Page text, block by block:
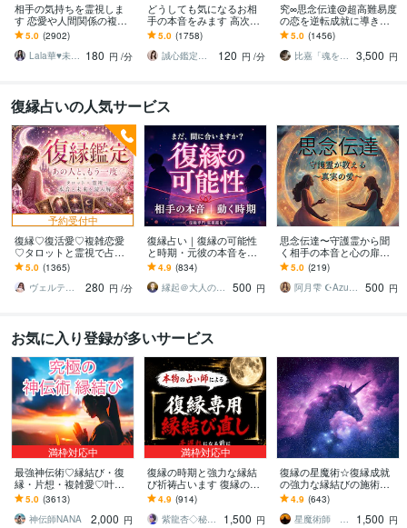
相手の気持ちを霊視しま
す 恋愛や人間関係の複雑
な感情を霊視で読み解き
ます
5.0 (2902)
Lala華♥未来透視スピリチュアル鑑定士 180 円 /分
どうしても気になるお相
手の本音をみます 高次元
チャネリングとタロット
で本心や今の気持ちを読
み解きます
5.0 (1758)
誠心鑑定士❤️Luna ルナ
120 円 /分
究∞思念伝達@超高難易度
の恋を逆転成就に導きま
す 音信不通の方／脈のな
い同性愛の方／芸能人に
恋する方の最終秘術
5.0 (1456)
比嘉「魂を揺さぶるユタ」
3,500 円
復縁占いの人気サービス
予約受付中
復縁♡復活愛♡複雑恋愛
♡タロットと霊視で占い
ます お相手の深層心理を
読み解き、望む未来への
最短ルートを導きます
5.0 (1365)
ヴェルティーナ
280 円 /分
復縁占い｜復縁の可能性
と時期・元彼の本音を視
ます 音信不通・ブロック
中でも、本音とご縁を視
て復縁成就へ導きます
4.9 (834)
縁起＠大人の恋愛占い師
500 円
思念伝達〜守護霊から聞
く相手の本音と心の扉開
きます 【人気サービス】
お相手様の守護霊と対話
しあなたを導きます
5.0 (219)
阿月雫 ☪︎Azuki☪︎
500 円
お気に入り登録が多いサービス
満枠対応中
最強神伝術♡縁結び・復
縁・片想・複雑愛♡叶え
ます 片想い・復縁・結
婚・金運等、様々なご縁
を結び幸せへと導きます
5.0 (3613)
神伝師NANA
2,000 円
満枠対応中
復縁の時期と強力な縁結
び祈祷占います 復縁の時
期を霊視し、早めるアド
バイス、強力な縁結び祈
祷。
4.9 (914)
紫龍杏◇秘伝の縁結び祈祷師
1,500 円
復縁の星魔術☆復縁成就
の強力な縁結びの施術を
します 【依頼500件以
上】守護星が復縁を成就
させます。
4.9 (643)
星魔術師 希空（ノア）
1,500 円